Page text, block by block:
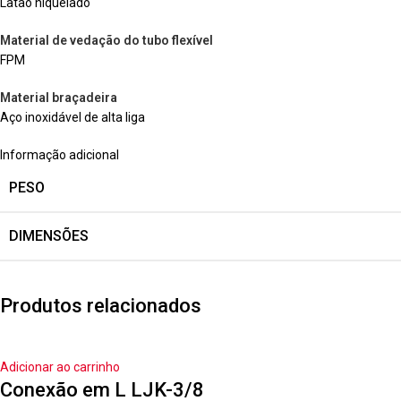
Material de vedação do tubo flexível
FPM
Material braçadeira
Aço inoxidável de alta liga
Informação adicional
PESO
DIMENSÕES
Produtos relacionados
Adicionar ao carrinho
Conexão em L LJK-3/8